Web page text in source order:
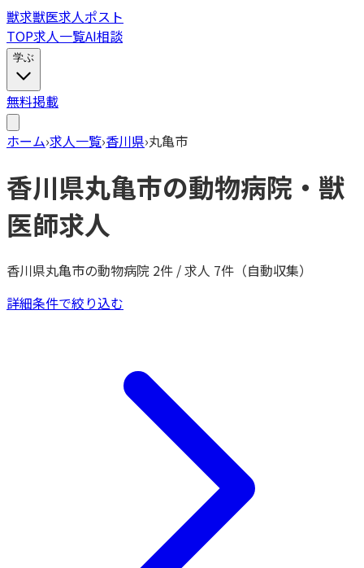
獣求獣医求人ポスト
TOP求人一覧AI相談
学ぶ
無料掲載
ホーム›求人一覧›香川県›丸亀市
香川県丸亀市の動物病院・獣
医師求人
香川県丸亀市の動物病院 2件 / 求人 7件（自動収集）
詳細条件で絞り込む